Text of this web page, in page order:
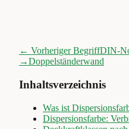
← Vorheriger BegriffDIN-
→Doppelständerwand
Inhaltsverzeichnis
Was ist
Dispersionsfarbe: